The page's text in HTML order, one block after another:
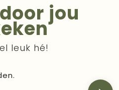
jou
leuk hé!